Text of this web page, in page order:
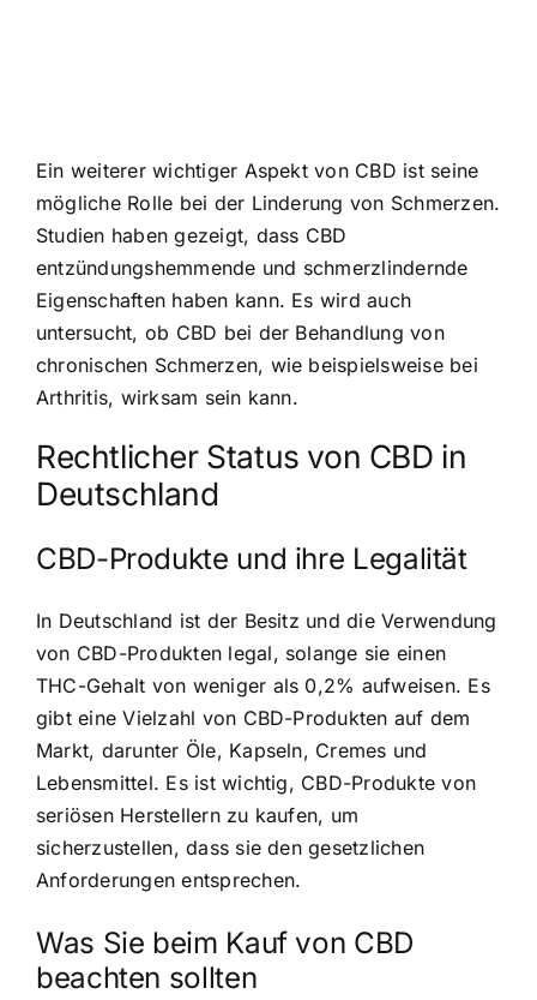
Ein weiterer wichtiger Aspekt von CBD ist seine
mögliche Rolle bei der Linderung von Schmerzen.
Studien haben gezeigt, dass CBD
entzündungshemmende und schmerzlindernde
Eigenschaften haben kann. Es wird auch
untersucht, ob CBD bei der Behandlung von
chronischen Schmerzen, wie beispielsweise bei
Arthritis, wirksam sein kann.
Rechtlicher Status von CBD in
Deutschland
CBD-Produkte und ihre Legalität
In Deutschland ist der Besitz und die Verwendung
von CBD-Produkten legal, solange sie einen
THC-Gehalt von weniger als 0,2% aufweisen. Es
gibt eine Vielzahl von CBD-Produkten auf dem
Markt, darunter Öle, Kapseln, Cremes und
Lebensmittel. Es ist wichtig, CBD-Produkte von
seriösen Herstellern zu kaufen, um
sicherzustellen, dass sie den gesetzlichen
Anforderungen entsprechen.
Was Sie beim Kauf von CBD
beachten sollten